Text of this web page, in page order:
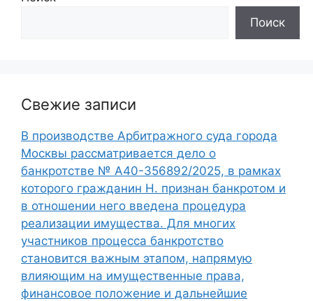
Поиск
Свежие записи
В производстве Арбитражного суда города
Москвы рассматривается дело о
банкротстве № А40-356892/2025, в рамках
которого гражданин Н. признан банкротом и
в отношении него введена процедура
реализации имущества. Для многих
участников процесса банкротство
становится важным этапом, напрямую
влияющим на имущественные права,
финансовое положение и дальнейшие